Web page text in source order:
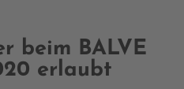
beim BALVE
erlaubt